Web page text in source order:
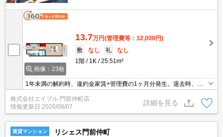
画像：23枚
13.7万円(管理費等：12,000円)
敷
なし 礼
なし
1階
1K 25.51m²
1年未満の解約時、違約金家賃+管理費の1ヶ月分発生。退去時、清
浴室暖房乾燥機付。24時間ゴミ出し可。3路線利用できて通勤便
利。
株式会社エイブル 門前仲町店
情報更新日 2026/08/07
詳細を見る
賃貸マンション リシェス門前仲町